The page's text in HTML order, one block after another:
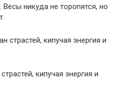
Весы никуда не торопятся, но
кипучая энергия и